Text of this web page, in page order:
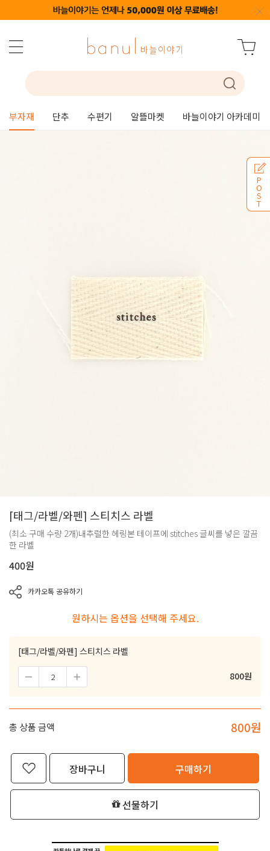
부자재 단추 수편기 알뜰마켓 바늘이야기 아카데미
P
O
S
T
[태그/라벨/와펜] 스티치스 라벨
(최소 구매 수량 2개)내추럴한 헤링본 테이프에 stitches 글씨를 넣은 깔끔
한 라벨
400원
카카오톡 공유하기
원하시는 옵션을 선택해 주세요.
[태그/라벨/와펜] 스티치스 라벨
800원
총 상품 금액 800원
장바구니 구매하기
선물하기